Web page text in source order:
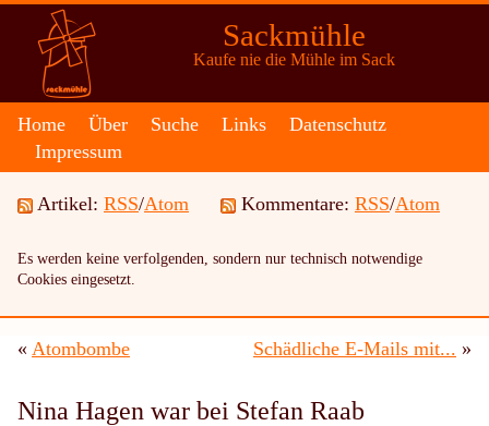
Sackmühle
Kaufe nie die Mühle im Sack
Home Über Suche Links
Datenschutz
Impressum
Artikel: RSS/Atom Kommentare: RSS/Atom
Es werden keine verfolgenden, sondern nur technisch notwendige
Cookies eingesetzt.
« Atombombe Schädliche E-Mails mit... »
Nina Hagen war bei Stefan Raab